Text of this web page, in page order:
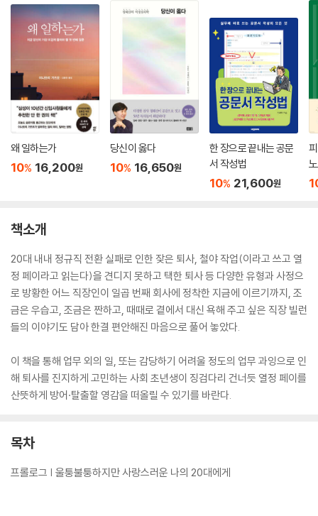
왜 일하는가
10% 16,200원
당신이 옳다
10% 16,650원
한 장으로 끝내는 공문
서 작성법
10% 21,600원
책소개
20대 내내 정규직 전환 실패로 인한 잦은 퇴사, 철야 작업(이라고 쓰고 열
정 페이라고 읽는다)을 견디지 못하고 택한 퇴사 등 다양한 유형과 사정으
로 방황한 어느 직장인이 일곱 번째 회사에 정착한 지금에 이르기까지, 조
금은 우습고, 조금은 짠하고, 때때로 곁에서 대신 욕해 주고 싶은 직장 빌런
들의 이야기도 담아 한결 편안해진 마음으로 풀어 놓았다.
이 책을 통해 업무 외의 일, 또는 감당하기 어려울 정도의 업무 과잉으로 인
해 퇴사를 진지하게 고민하는 사회 초년생이 징검다리 건너듯 열정 페이를
산뜻하게 방어·탈출할 영감을 떠올릴 수 있기를 바란다.
목차
프롤로그 | 울퉁불퉁하지만 사랑스러운 나의 20대에게